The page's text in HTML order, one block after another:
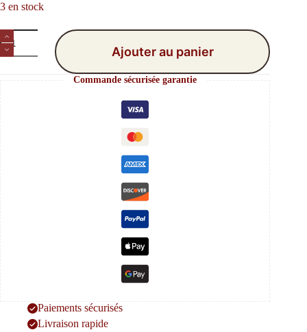
3 en stock
quantité
de
Pendentifs
Ajouter au panier
Commande sécurisée garantie
Paiements sécurisés
Livraison rapide